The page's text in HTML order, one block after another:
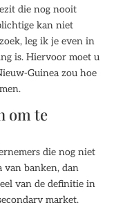
die nog nooit
kan niet
leg ik je even in
is. Hiervoor moet u
Guinea zou hoe
om te
die nog niet
van banken, dan
van de definitie in
market,